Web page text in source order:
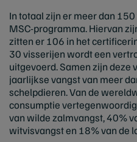
In totaal zijn er meer dan
MSC-programma. Hiervan
zitten er 106 in het
30 visserijen wordt een
uitgevoerd. Samen zijn deze
jaarlijkse vangst van meer
schelpdieren. Van de
consumptie
van wilde zalmvangst, 40%
witvisvangst en 18% van de